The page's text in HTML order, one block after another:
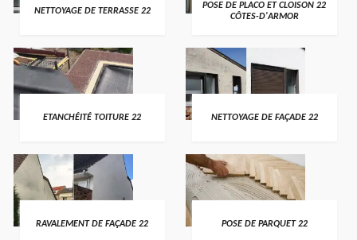
NETTOYAGE DE TERRASSE 22
POSE DE PLACO ET CLOISON 22
CÔTES-D'ARMOR
ETANCHÉITÉ TOITURE 22 NETTOYAGE DE FAÇADE 22
RAVALEMENT DE FAÇADE 22 POSE DE PARQUET 22